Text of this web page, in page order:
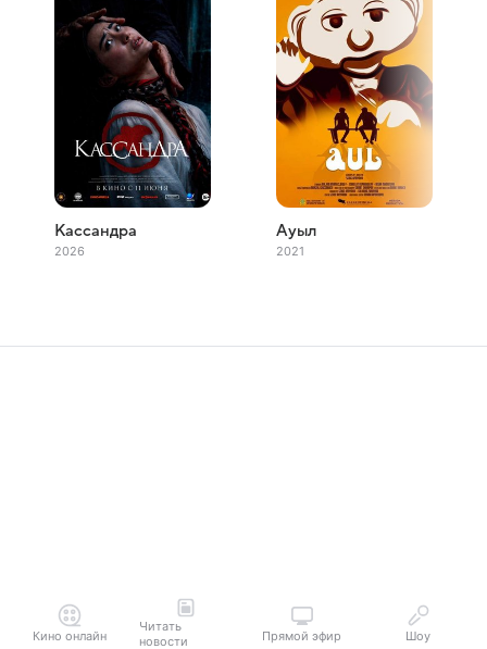
Кассандра
2026
Ауыл
2021
Кино онлайн
Читать
новости
Прямой эфир Шоу